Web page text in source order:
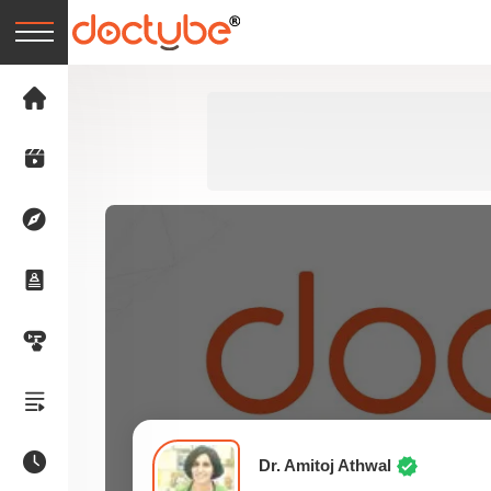
Dr. Amitoj Athwal